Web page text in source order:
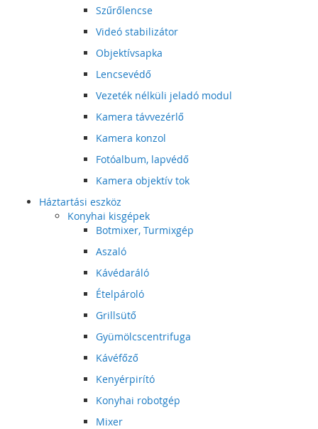
Szűrőlencse
Videó stabilizátor
Objektívsapka
Lencsevédő
Vezeték nélküli jeladó modul
Kamera távvezérlő
Kamera konzol
Fotóalbum, lapvédő
Kamera objektív tok
Háztartási eszköz
Konyhai kisgépek
Botmixer, Turmixgép
Aszaló
Kávédaráló
Ételpároló
Grillsütő
Gyümölcscentrifuga
Kávéfőző
Kenyérpirító
Konyhai robotgép
Mixer